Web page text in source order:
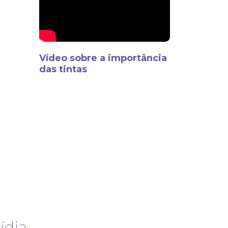
Vídeo sobre a importância
das tintas